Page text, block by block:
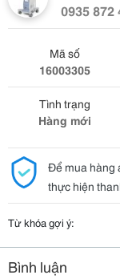
0935 872
Mã số
16003305
Tình trạng
Hàng mới
Để mua hàng
thực hiện
Từ khóa gợi ý:
Bình luận